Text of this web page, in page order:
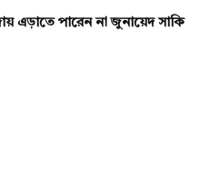
এড়াতে পারেন না জুনায়েদ সাকি